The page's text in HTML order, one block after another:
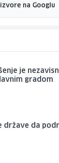
na Googlu
je
gradom
države da